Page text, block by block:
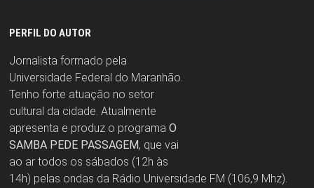
PERFIL DO AUTOR
Jornalista formado pela
Universidade Federal do Maranhão.
Tenho forte atuação no setor
cultural da cidade. Atualmente
apresenta e produz o programa O
SAMBA PEDE PASSAGEM, que vai
ao ar todos os sábados (12h às
14h) pelas ondas da Rádio Universidade FM (106,9 Mhz).